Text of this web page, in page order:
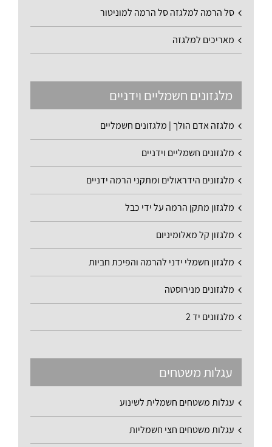
סל הרמה למלגזה סל הרמה למוניטור
מאריכים למלגזה
מלגזונים חשמליים וידניים
מלגזה אדם הולך | מלגזונים חשמליים
מלגזונים חשמליים וידניים
מלגזונים הידראולים ומתקני הרמה ידניים
מלגזון מתקן הרמה על ידי כבל
מלגזון קל מאלומיניום
מלגזון חשמלי ידני להרמה והפיכת חביות
מלגזונים מנירוסטה
מלגזונים יד 2
עגלות משטחים
עגלות משטחים חשמלית לשינוע
עגלות משטחים חצי חשמליות